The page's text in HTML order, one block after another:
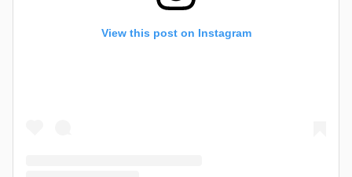
View this post on Instagram